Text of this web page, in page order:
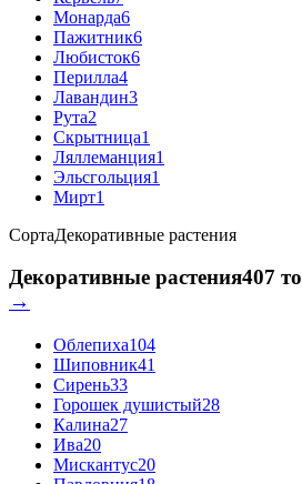
Монарда6
Пажитник6
Любисток6
Перилла4
Лавандин3
Рута2
Скрытница1
Ляллеманция1
Эльсгольция1
Мирт1
СортаДекоративные растения
Декоративные растения407
→
Облепиха104
Шиповник41
Сирень33
Горошек душистый28
Калина27
Ива20
Мискантус20